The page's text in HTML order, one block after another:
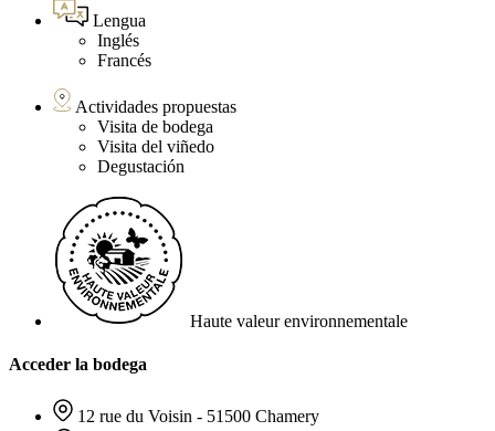
Lengua
Inglés
Francés
Actividades propuestas
Visita de bodega
Visita del viñedo
Degustación
Haute valeur environnementale
Acceder la bodega
12 rue du Voisin - 51500 Chamery